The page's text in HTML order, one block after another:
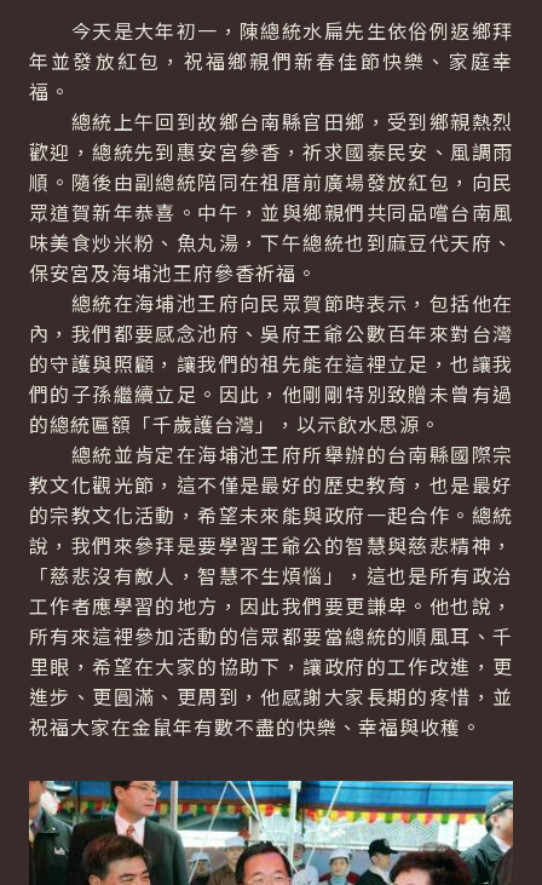
今天是大年初一，陳總統水扁先生依俗例返鄉拜
年並發放紅包，祝福鄉親們新春佳節快樂、家庭幸
福。
總統上午回到故鄉台南縣官田鄉，受到鄉親熱烈
歡迎，總統先到惠安宮參香，祈求國泰民安、風調雨
順。隨後由副總統陪同在祖厝前廣場發放紅包，向民
眾道賀新年恭喜。中午，並與鄉親們共同品嚐台南風
味美食炒米粉、魚丸湯，下午總統也到麻豆代天府、
保安宮及海埔池王府參香祈福。
總統在海埔池王府向民眾賀節時表示，包括他在
內，我們都要感念池府、吳府王爺公數百年來對台灣
的守護與照顧，讓我們的祖先能在這裡立足，也讓我
們的子孫繼續立足。因此，他剛剛特別致贈未曾有過
的總統匾額「千歲護台灣」，以示飲水思源。
總統並肯定在海埔池王府所舉辦的台南縣國際宗
教文化觀光節，這不僅是最好的歷史教育，也是最好
的宗教文化活動，希望未來能與政府一起合作。總統
說，我們來參拜是要學習王爺公的智慧與慈悲精神，
「慈悲沒有敵人，智慧不生煩惱」，這也是所有政治
工作者應學習的地方，因此我們要更謙卑。他也說，
所有來這裡參加活動的信眾都要當總統的順風耳、千
里眼，希望在大家的協助下，讓政府的工作改進，更
進步、更圓滿、更周到，他感謝大家長期的疼惜，並
祝福大家在金鼠年有數不盡的快樂、幸福與收穫。